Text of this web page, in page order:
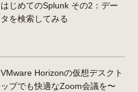
はじめてのSplunk その2：デー
タを検索してみる
VMware Horizonの仮想デスクト
ップでも快適なZoom会議を〜